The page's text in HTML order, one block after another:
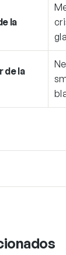
la
de la